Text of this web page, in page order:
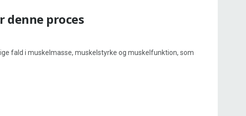
denne proces
fald i muskelmasse, muskelstyrke og muskelfunktion, som